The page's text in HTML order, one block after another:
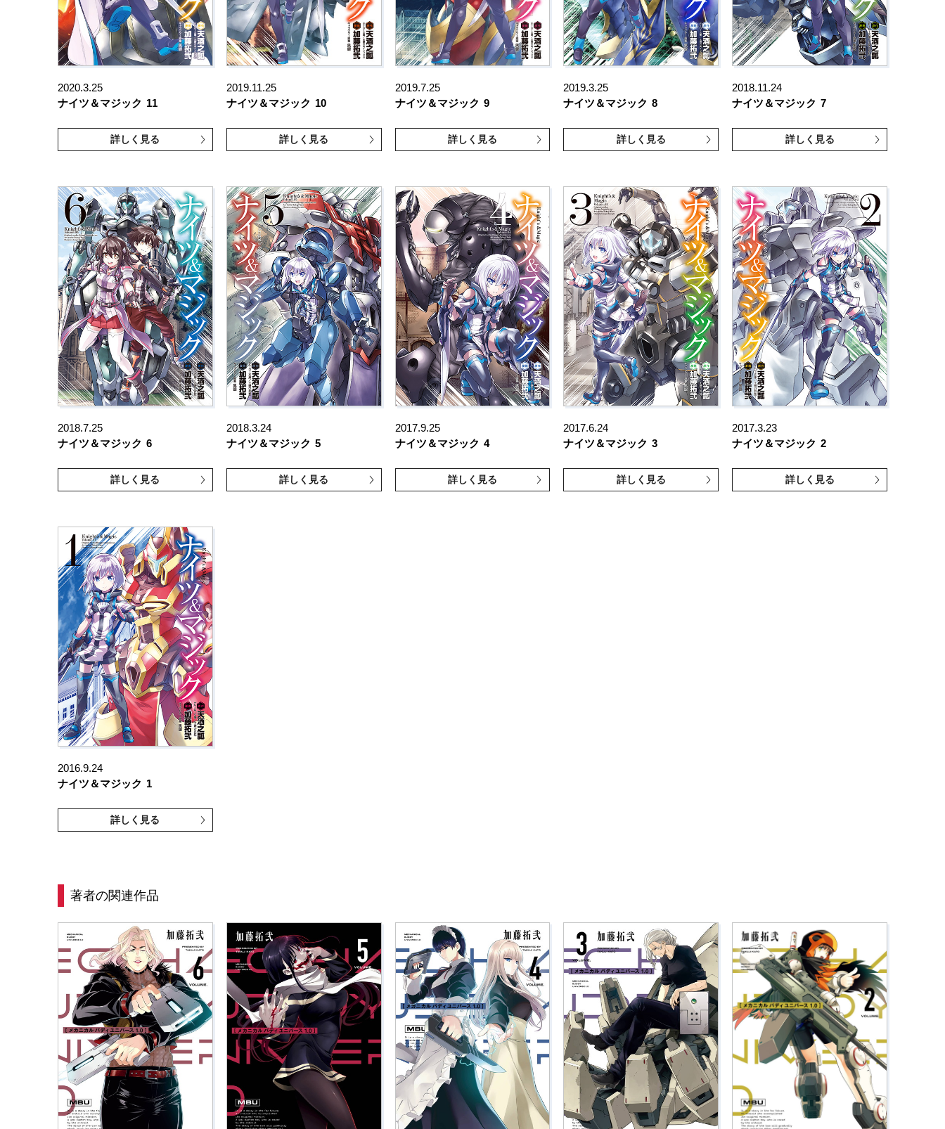
2020.3.25
ナイツ＆マジック 11
詳しく見る
2019.11.25
ナイツ＆マジック 10
詳しく見る
2019.7.25
ナイツ＆マジック 9
詳しく見る
2019.3.25
ナイツ＆マジック 8
詳しく見る
2018.11.24
ナイツ＆マジック 7
詳しく見る
2018.7.25
ナイツ＆マジック 6
詳しく見る
2018.3.24
ナイツ＆マジック 5
詳しく見る
2017.9.25
ナイツ＆マジック 4
詳しく見る
2017.6.24
ナイツ＆マジック 3
詳しく見る
2017.3.23
ナイツ＆マジック 2
詳しく見る
2016.9.24
ナイツ＆マジック 1
詳しく見る
著者の関連作品